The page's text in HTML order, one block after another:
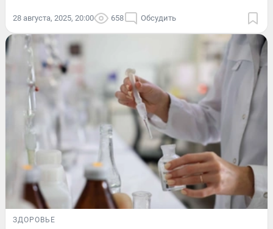
28 августа, 2025, 20:00 658 Обсудить
ЗДОРОВЬЕ